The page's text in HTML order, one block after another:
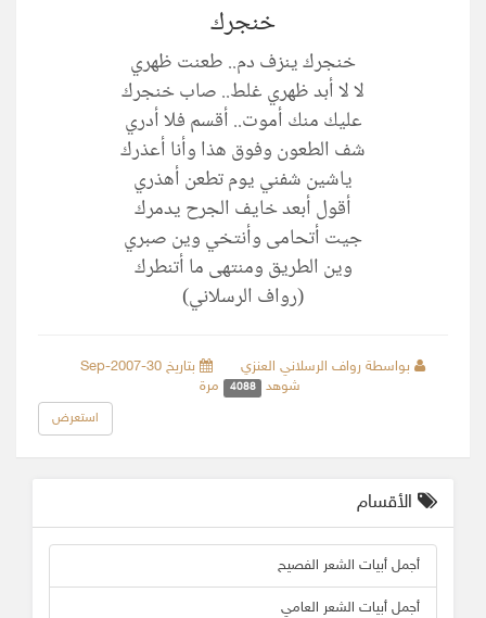
خنجرك
خنجرك ينزف دم.. طعنت ظهري
لا لا أبد ظهري غلط.. صاب خنجرك
عليك منك أموت.. أقسم فلا أدري
شف الطعون وفوق هذا وأنا أعذرك
ياشين شفني يوم تطعن أهذري
أقول أبعد خايف الجرح يدمرك
جيت أتحامى وأنتخي وين صبري
وين الطريق ومنتهى ما أتنطرك
(رواف الرسلاني)
بواسطة رواف الرسلاني العنزي
بتاريخ 30-Sep-2007
شوهد
4088 مرة
استعرض
الأقسام
أجمل أبيات الشعر الفصيح
أجمل أبيات الشعر العامي